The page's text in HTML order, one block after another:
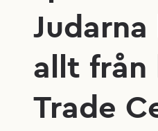
allt från
Trade